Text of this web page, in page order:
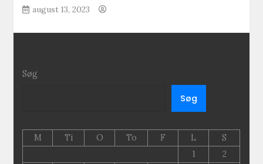
august 13, 2023
Søg
Søg
M Ti O To F L
S
1
2